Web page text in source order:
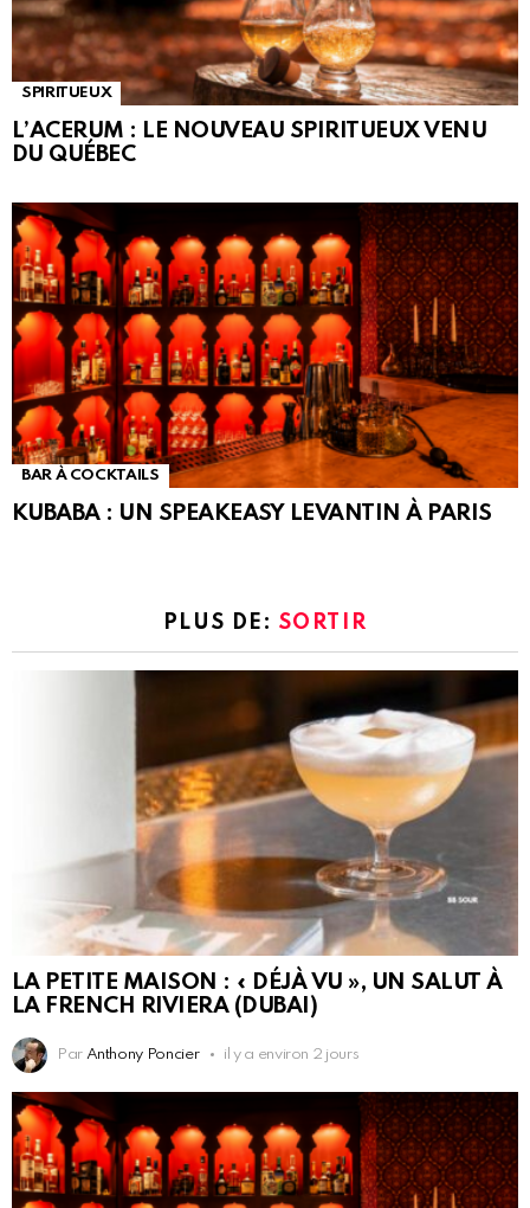
SPIRITUEUX
L’ACERUM : LE NOUVEAU SPIRITUEUX VENU
DU QUÉBEC
BAR À COCKTAILS
KUBABA : UN SPEAKEASY LEVANTIN À PARIS
PLUS DE: SORTIR
LA PETITE MAISON : « DÉJÀ VU », UN SALUT À
LA FRENCH RIVIERA (DUBAI)
Par Anthony Poncier il y a environ 2 jours